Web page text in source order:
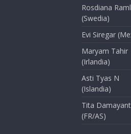
Rosdiana
(Swedia)
Evi Siregar
Maryam Tahir
(Irlandia)
Asti Tyas N
(Islandia)
Tita
(FR/AS)